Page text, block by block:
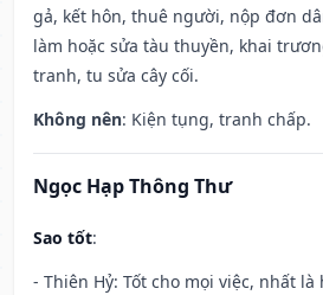
gả, kết hôn, thuê người, nộp đơn
làm hoặc sửa tàu thuyền, khai
tranh, tu sửa cây cối.
Không nên: Kiện tụng, tranh chấp.
Ngọc Hạp Thông Thư
Sao tốt:
- Thiên Hỷ: Tốt cho mọi việc, nhất